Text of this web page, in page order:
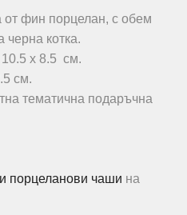
от фин порцелан, с обем
черна котка.
x 8.5 см.
см.
тематична подаръчна
порцеланови чаши на